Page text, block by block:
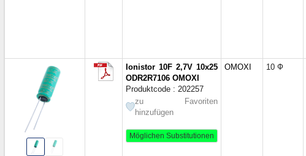
Ionistor 10F 2,7V 10x25
ODR2R7106 OMOXI
Produktcode : 202257
zu Favoriten
hinzufügen
Möglichen Substitutionen
OMOXI 10 Ф